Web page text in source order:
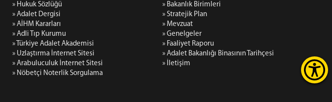
» Hukuk Sözlüğü
» Adalet Dergisi
» AİHM Kararları
» Adli Tıp Kurumu
» Türkiye Adalet Akademisi
» Uzlaştırma İnternet Sitesi
» Arabuluculuk İnternet Sitesi
» Nöbetçi Noterlik Sorgulama
» Bakanlık Birimleri
» Stratejik Plan
» Mevzuat
» Genelgeler
» Faaliyet Raporu
» Adalet Bakanlığı Binasının Tarihçesi
» İletişim